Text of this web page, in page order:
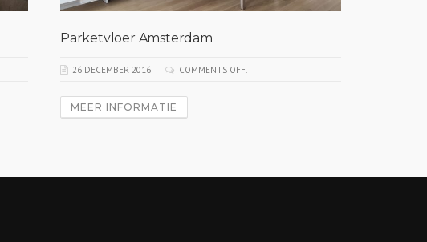
Parketvloer Amsterdam
26 DECEMBER 2016 COMMENTS OFF.
MEER INFORMATIE